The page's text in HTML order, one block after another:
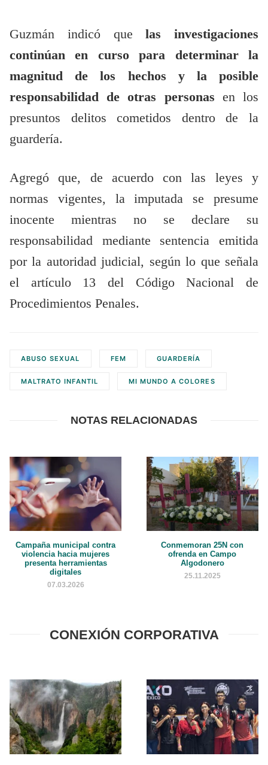
Guzmán indicó quelas investigaciones
continúan en curso para determinar la
magnitud de los hechos y la posible
responsabilidad de otras personas en los
presuntos delitos cometidos dentro de la
guardería.
Agregó que, de acuerdo con las leyes y
normas vigentes, la imputada se presume
inocente mientras no se declare su
responsabilidad mediante sentencia emitida
por la autoridad judicial, según lo que señala
el artículo 13 del Código Nacional de
Procedimientos Penales.
ABUSO SEXUAL FEM GUARDERÍA
MALTRATO INFANTIL MI MUNDO A COLORES
NOTAS RELACIONADAS
Campaña municipal contra
violencia hacia mujeres
presenta herramientas
digitales
07.03.2026
Conmemoran 25N con
ofrenda en Campo
Algodonero
25.11.2025
CONEXIÓN CORPORATIVA